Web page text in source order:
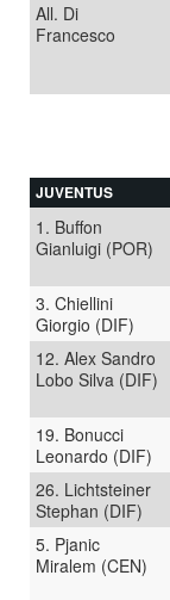
All. Di
Francesco
JUVENTUS
1. Buffon
Gianluigi (POR)
3. Chiellini
Giorgio (DIF)
12. Alex Sandro
Lobo Silva (DIF)
19. Bonucci
Leonardo (DIF)
26. Lichtsteiner
Stephan (DIF)
5. Pjanic
Miralem (CEN)